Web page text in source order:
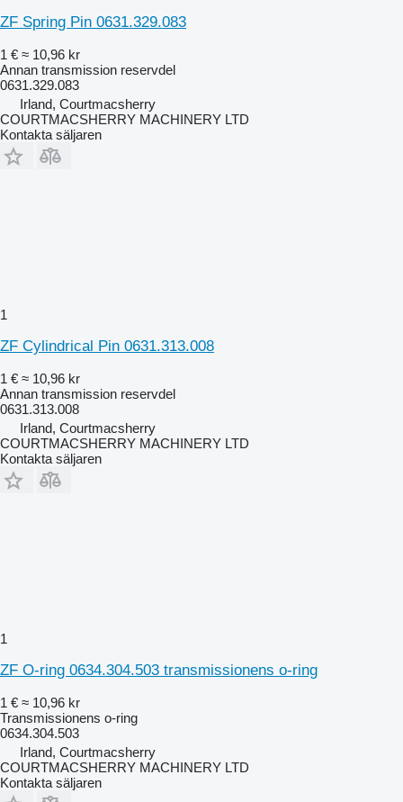
ZF Spring Pin 0631.329.083
1 € ≈ 10,96 kr
Annan transmission reservdel
0631.329.083
Irland, Courtmacsherry
COURTMACSHERRY MACHINERY LTD
Kontakta säljaren
1
ZF Cylindrical Pin 0631.313.008
1 € ≈ 10,96 kr
Annan transmission reservdel
0631.313.008
Irland, Courtmacsherry
COURTMACSHERRY MACHINERY LTD
Kontakta säljaren
1
ZF O-ring 0634.304.503 transmissionens o-ring
1 € ≈ 10,96 kr
Transmissionens o-ring
0634.304.503
Irland, Courtmacsherry
COURTMACSHERRY MACHINERY LTD
Kontakta säljaren